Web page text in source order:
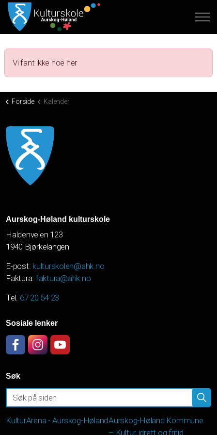
Vi fant ikke noe her
Forside Kalender
Aurskog-Høland kulturskole
Haldenveien 123
1940 Bjørkelangen
E-post: kulturskolen@ahk.no
Faktura: faktura@ahk.no
Tel. 67 20 54 23
Sosiale lenker
Søk
KulturArena - Aurskog-HølandAurskog-Høland Kommune
– Kultur, idrett og fritid